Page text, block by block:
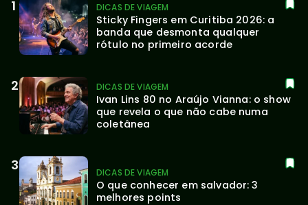
DICAS DE VIAGEM
Sticky Fingers em Curitiba 2026: a
banda que desmonta qualquer
rótulo no primeiro acorde
DICAS DE VIAGEM
Ivan Lins 80 no Araújo Vianna: o show
que revela o que não cabe numa
coletânea
DICAS DE VIAGEM
O que conhecer em salvador: 3
melhores points